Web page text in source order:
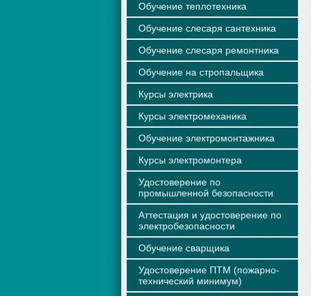
Обучение теплотехника
Обучение слесаря сантехника
Обучение слесаря ремонтника
Обучение на стропальщика
Курсы электрика
Курсы электромеханика
Обучение электромонтажника
Курсы электромонтера
Удостоверение по
промышленной безопасности
Аттестация и удостоверение по
электробезопасности
Обучение сварщика
Удостоверение ПТМ (пожарно-
технический минимум)